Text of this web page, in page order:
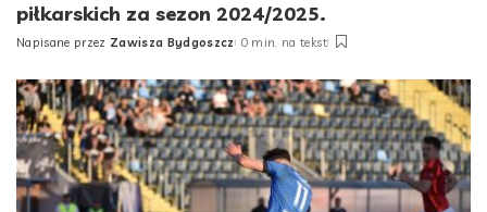
piłkarskich za sezon 2024/2025.
Posted
Napisane przez Zawisza Bydgoszcz 0 min. na tekst